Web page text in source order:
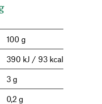
100 g
390 kJ / 93 kcal
3 g
0,2 g